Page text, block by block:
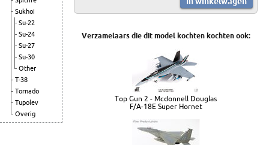
Sukhoi
Su-22
Su-24
Su-27
Su-30
Other
T-38
Tornado
Tupolev
Overig
Verzamelaars die dit model kochten kochten ook:
Top Gun 2 - Mcdonnell Douglas
F/A-18E Super Hornet